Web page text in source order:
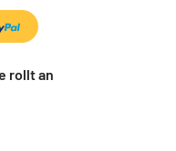
rollt an